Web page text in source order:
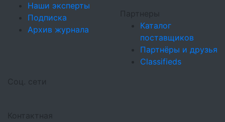
Наши эксперты
Подписка
Архив журнала
Партнеры
Каталог
поставщиков
Партнёры и друзья
Classifieds
Соц. сети
Контактная